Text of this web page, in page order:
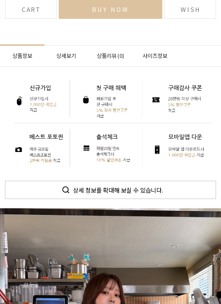
CART BUY NOW WISH
상품정보 상세보기 상품리뷰 (0) 사이즈정보
상세 정보를 확대해 보실 수 있습니다.